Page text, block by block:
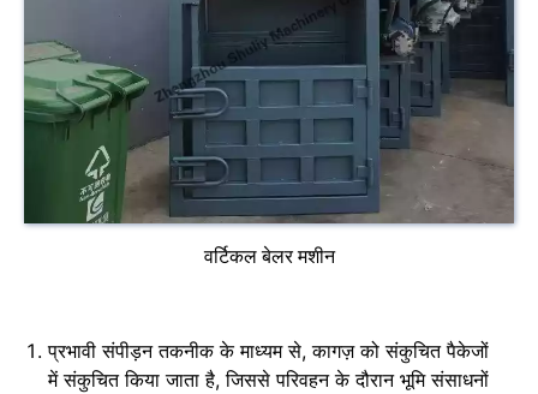
वर्टिकल बेलर मशीन
प्रभावी संपीड़न तकनीक के माध्यम से, कागज़ को संकुचित पैकेजों
में संकुचित किया जाता है, जिससे परिवहन के दौरान भूमि संसाधनों